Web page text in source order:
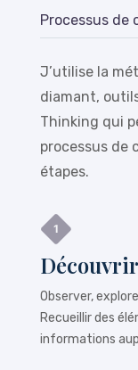
Processus de
J’utilise la
diamant,
Thinking qui
processus de
étapes.
Découvrir
Observer,
Recueillir des
informations